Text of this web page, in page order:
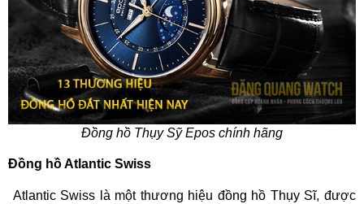
Đồng hồ Thụy Sỹ Epos chính hãng
Đồng hồ Atlantic Swiss
Atlantic Swiss là một thương hiệu đồng hồ Thụy Sĩ, được